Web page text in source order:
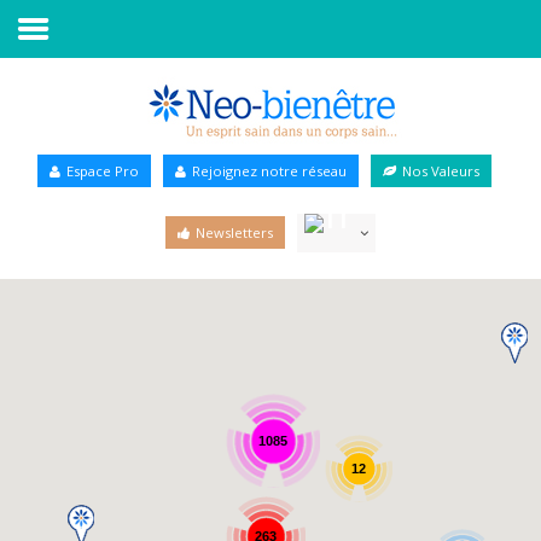
Annuaire Bien-être
Espace Pro Rejoignez notre réseau Nos Valeurs
Newsletters
1085
263
12